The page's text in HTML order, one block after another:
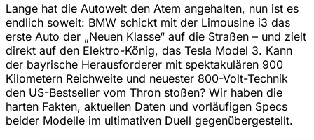
Lange hat die Autowelt den Atem angehalten, nun ist es
endlich soweit: BMW schickt mit der Limousine i3 das
erste Auto der „Neuen Klasse“ auf die Straßen – und zielt
direkt auf den Elektro-König, das Tesla Model 3. Kann
der bayrische Herausforderer mit spektakulären 900
Kilometern Reichweite und neuester 800-Volt-Technik
den US-Bestseller vom Thron stoßen? Wir haben die
harten Fakten, aktuellen Daten und vorläufigen Specs
beider Modelle im ultimativen Duell gegenübergestellt.